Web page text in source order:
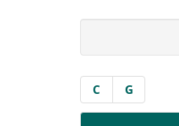
C G